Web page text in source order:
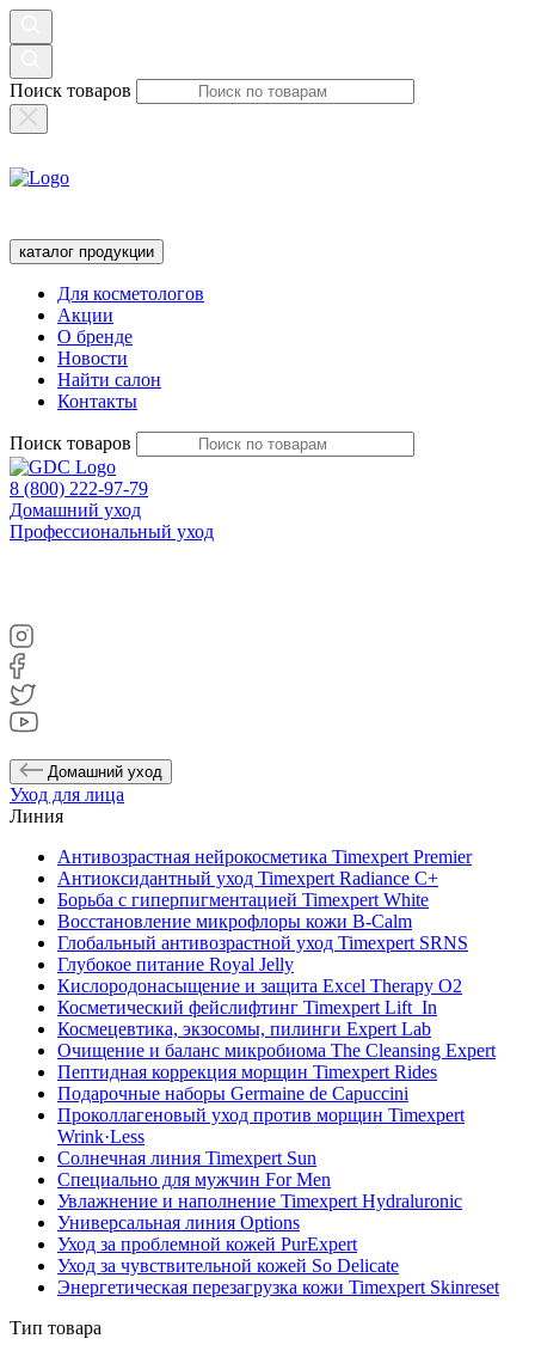
Поиск товаров
каталог продукции
Для косметологов
Акции
О бренде
Новости
Найти салон
Контакты
Поиск товаров
8 (800) 222-97-79
Домашний уход
Профессиональный уход
Домашний уход
Уход для лица
Линия
Антивозрастная нейрокосметика Timexpert Premier
Антиоксидантный уход Timexpert Radiance C+
Борьба с гиперпигментацией Timexpert White
Восстановление микрофлоры кожи B-Calm
Глобальный антивозрастной уход Timexpert SRNS
Глубокое питание Royal Jelly
Кислородонасыщение и защита Excel Therapy O2
Косметический фейслифтинг Timexpert Lift_In
Космецевтика, экзосомы, пилинги Expert Lab
Очищение и баланс микробиома The Cleansing Expert
Пептидная коррекция морщин Timexpert Rides
Подарочные наборы Germaine de Capuccini
Проколлагеновый уход против морщин Timexpert
Wrink·Less
Солнечная линия Timexpert Sun
Специально для мужчин For Men
Увлажнение и наполнение Timexpert Hydraluronic
Универсальная линия Options
Уход за проблемной кожей PurExpert
Уход за чувствительной кожей So Delicate
Энергетическая перезагрузка кожи Timexpert Skinreset
Тип товара